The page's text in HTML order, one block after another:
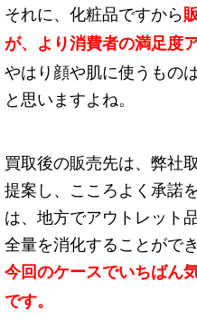
それに、化粧品ですから
が、より消費者の満足度
やはり顔や肌に使うもの
と思いますよね。
買取後の販売先は、弊社
提案し、こころよく承諾
は、地方でアウトレット
全量を消化することができ
今回のケースでいちばん
です。